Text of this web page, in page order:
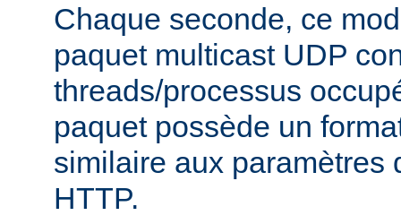
Chaque seconde, ce
paquet multicast UDP
threads/processus
paquet possède un
similaire aux paramètres
HTTP.